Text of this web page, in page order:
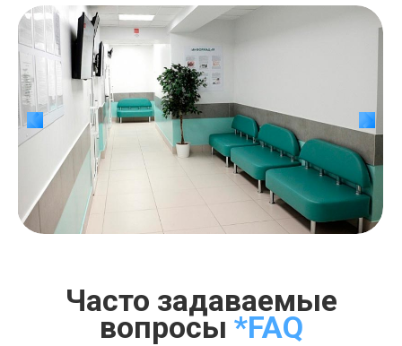
Часто задаваемые
вопросы *FAQ